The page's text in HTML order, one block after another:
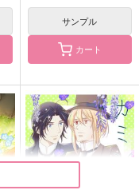
あなたは青い春
冬の暖か
473円（税込）
成歩堂龍一×御剣怜侍
サンプル
カート